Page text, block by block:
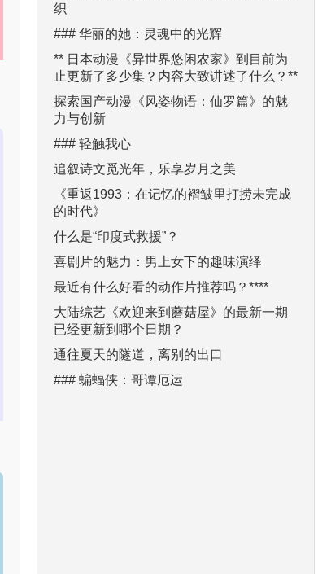
织
### 华丽的她：灵魂中的光辉
** 日本动漫《异世界悠闲农家》到目前为
止更新了多少集？内容大致讲述了什么？**
探索国产动漫《风姿物语：仙罗篇》的魅
力与创新
### 轻触我心
追叙诗文觅光年，乐享岁月之美
《重返1993：在记忆的褶皱里打捞未完成
的时代》
什么是“印度式救援”？
喜剧片的魅力：男上女下的趣味演绎
最近有什么好看的动作片推荐吗？****
大陆综艺《欢迎来到蘑菇屋》的最新一期
已经更新到哪个日期？
通往夏天的隧道，离别的出口
### 蝙蝠侠：哥谭厄运